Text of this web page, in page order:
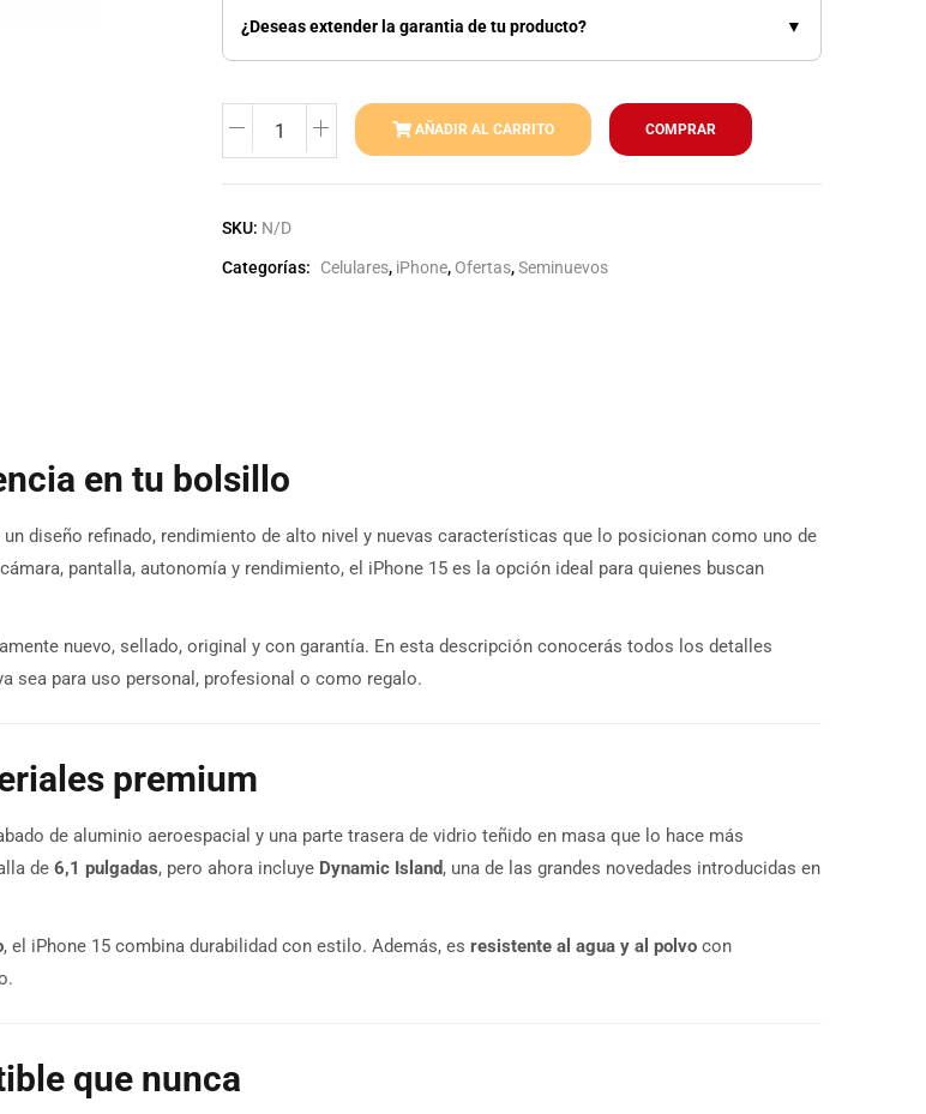
¿Deseas extender la garantia de tu producto? ▼
AÑADIR AL CARRITO COMPRAR
SKU: N/D
Categorías: Celulares, iPhone, Ofertas,Seminuevos
en tu bolsillo
diseño refinado, rendimiento de alto nivel y nuevas características que lo posicionan como uno de
pantalla, autonomía y rendimiento, el iPhone 15 es la opción ideal para quienes buscan
nuevo, sellado, original y con garantía. En esta descripción conocerás todos los detalles
sea para uso personal, profesional o como regalo.
premium
de aluminio aeroespacial y una parte trasera de vidrio teñido en masa que lo hace más
de 6,1 pulgadas, pero ahora incluye Dynamic Island, una de las grandes novedades introducidas en
, el iPhone 15 combina durabilidad con estilo. Además, es resistente al agua y al polvo con
que nunca